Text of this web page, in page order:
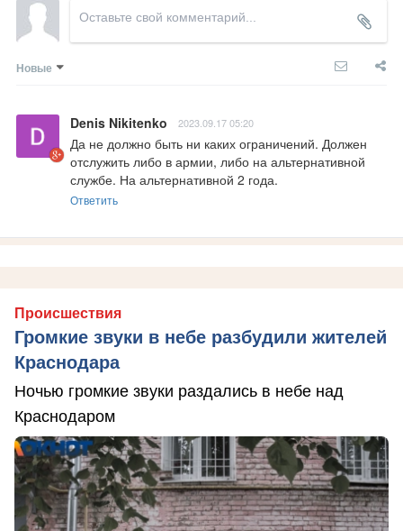
Новые
Denis Nikitenko 2023.09.17 05:20
Да не должно быть ни каких ограничений. Должен
отслужить либо в армии, либо на альтернативной
службе. На альтернативной 2 года.
Ответить
Происшествия
Громкие звуки в небе разбудили жителей
Краснодара
Ночью громкие звуки раздались в небе над
Краснодаром